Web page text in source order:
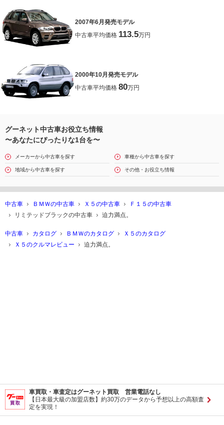
2007年6月発売モデル
中古車平均価格 113.5万円
2000年10月発売モデル
中古車平均価格 80万円
グーネット中古車お役立ち情報
〜あなたにぴったりな1台を〜
メーカーから中古車を探す 車種から中古車を探す
地域から中古車を探す その他・お役立ち情報
中古車 ＢＭＷの中古車 Ｘ５の中古車
Ｆ１５の中古車
リミテッドブラックの中古車
迫力満点。
中古車 カタログ ＢＭＷのカタログ
Ｘ５のカタログ
Ｘ５のクルマレビュー
迫力満点。
車買取・車査定はグーネット買取 営業電話なし
【日本最大級の加盟店数】約30万のデータから予想以上の高額査
定を実現！